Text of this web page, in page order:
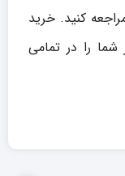
کنید. خرید
شما را در تمامی